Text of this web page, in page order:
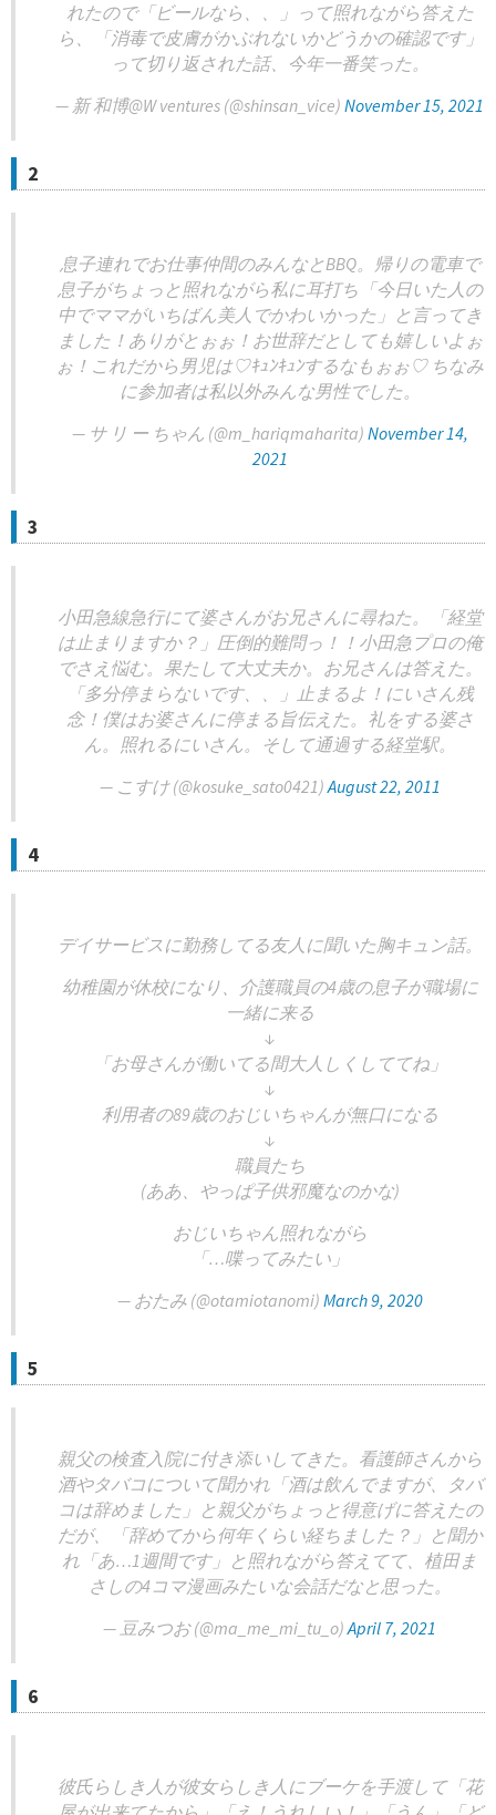
れたので「ビールなら、、」って照れながら答えた
ら、「消毒で皮膚がかぶれないかどうかの確認です」
って切り返された話、今年一番笑った。
— 新 和博@W ventures (@shinsan_vice) November 15, 2021
2
息子連れでお仕事仲間のみんなとBBQ。帰りの電車で
息子がちょっと照れながら私に耳打ち「今日いた人の
中でママがいちばん美人でかわいかった」と言ってき
ました！ありがとぉぉ！お世辞だとしても嬉しいよぉ
ぉ！これだから男児は♡ｷｭﾝｷｭﾝするなもぉぉ♡ ちなみ
に参加者は私以外みんな男性でした。
— サ リ ー ちゃん (@m_hariqmaharita) November 14,
2021
3
小田急線急行にて婆さんがお兄さんに尋ねた。「経堂
は止まりますか？」圧倒的難問っ！！小田急プロの俺
でさえ悩む。果たして大丈夫か。お兄さんは答えた。
「多分停まらないです、、」止まるよ！にいさん残
念！僕はお婆さんに停まる旨伝えた。礼をする婆さ
ん。照れるにいさん。そして通過する経堂駅。
— こすけ (@kosuke_sato0421)August 22, 2011
4
デイサービスに勤務してる友人に聞いた胸キュン話。
幼稚園が休校になり、介護職員の4歳の息子が職場に
一緒に来る
↓
「お母さんが働いてる間大人しくしててね」
↓
利用者の89歳のおじいちゃんが無口になる
↓
職員たち
(ああ、やっぱ子供邪魔なのかな)
おじいちゃん照れながら
「…喋ってみたい」
— おたみ (@otamiotanomi) March 9, 2020
5
親父の検査入院に付き添いしてきた。看護師さんから
酒やタバコについて聞かれ「酒は飲んでますが、タバ
コは辞めました」と親父がちょっと得意げに答えたの
だが、「辞めてから何年くらい経ちました？」と聞か
れ「あ…1週間です」と照れながら答えてて、植田ま
さしの4コマ漫画みたいな会話だなと思った。
— 豆みつお (@ma_me_mi_tu_o)April 7, 2021
6
彼氏らしき人が彼女らしき人にブーケを手渡して「花